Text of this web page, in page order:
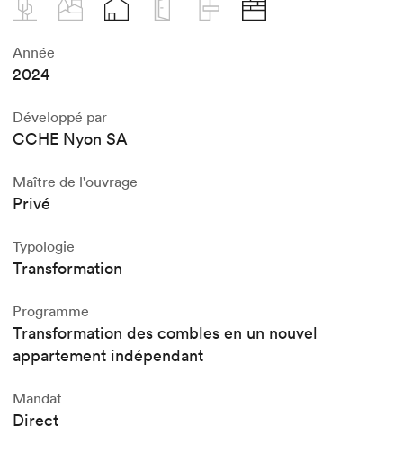
Année
2024
Développé par
CCHE Nyon SA
Maître de l'ouvrage
Privé
Typologie
Transformation
Programme
Transformation des combles en un nouvel
appartement indépendant
Mandat
Direct